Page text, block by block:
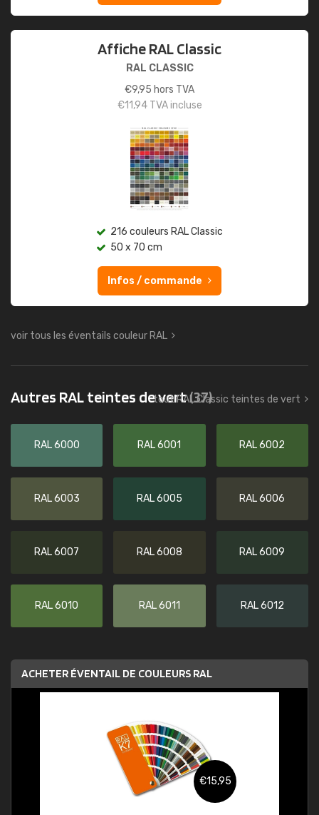
Affiche RAL Classic
RAL CLASSIC
€9,95 hors TVA
€11,94TVA incluse
216 couleurs RAL Classic
50 x 70 cm
Infos / commande
voir tous les éventails couleur RAL
Autres RAL teintes de vert(37)
tout RAL Classic teintes de vert
RAL 6000 RAL 6001 RAL 6002
RAL 6003 RAL 6005 RAL 6006
RAL 6007 RAL 6008 RAL 6009
RAL 6010 RAL 6011 RAL 6012
ACHETER ÉVENTAIL DE COULEURS RAL
€15,95